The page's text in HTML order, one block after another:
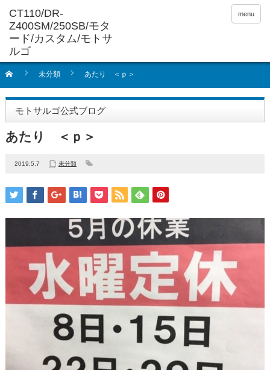
menu
未分類 あたり ＜ｐ＞
モトサルゴ公式ブログ
あたり ＜ｐ＞
2019.5.7 未分類